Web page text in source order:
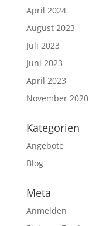
April 2024
August 2023
Juli 2023
Juni 2023
April 2023
November 2020
Kategorien
Angebote
Blog
Meta
Anmelden